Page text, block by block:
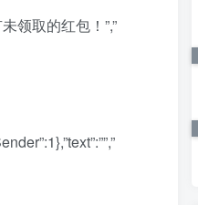
领取的红包！”,”